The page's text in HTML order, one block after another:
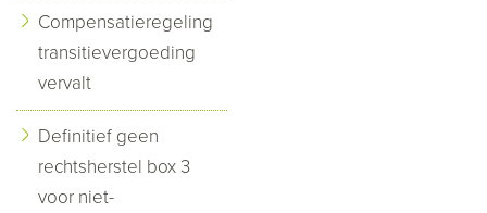
Compensatieregeling
transitievergoeding
vervalt
Definitief geen
rechtsherstel box 3
voor niet-